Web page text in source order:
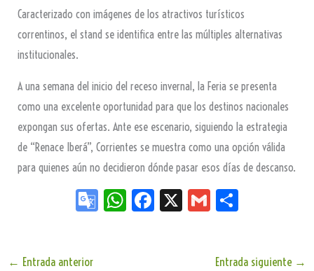
Caracterizado con imágenes de los atractivos turísticos
correntinos, el stand se identifica entre las múltiples alternativas
institucionales.
A una semana del inicio del receso invernal, la Feria se presenta
como una excelente oportunidad para que los destinos nacionales
expongan sus ofertas. Ante ese escenario, siguiendo la estrategia
de “Renace Iberá”, Corrientes se muestra como una opción válida
para quienes aún no decidieron dónde pasar esos días de descanso.
Go W
Fa
X
G
← Entrada anterior Entrada siguiente →